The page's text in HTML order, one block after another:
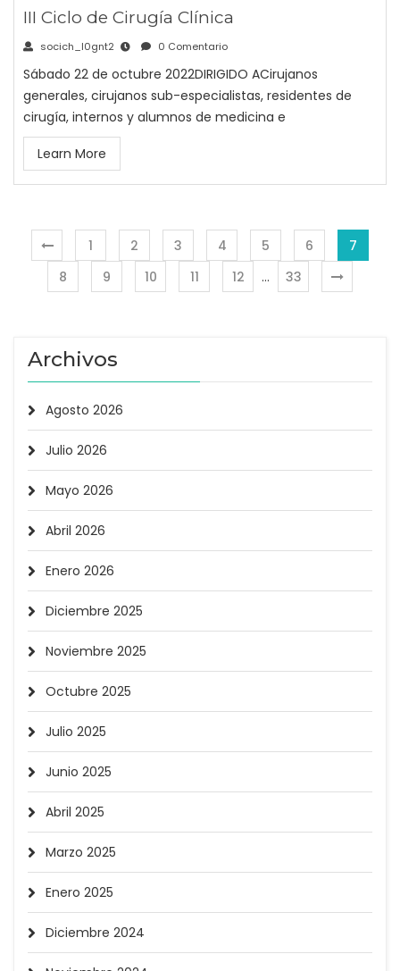
III Ciclo de Cirugía Clínica
socich_l0gnt2 0 Comentario
Sábado 22 de octubre 2022DIRIGIDO ACirujanos
generales, cirujanos sub-especialistas, residentes de
cirugía, internos y alumnos de medicina e
Learn More
1 2 3 4 5 6
7
8
9 10 11 12 … 33
Archivos
Agosto 2026
Julio 2026
Mayo 2026
Abril 2026
Enero 2026
Diciembre 2025
Noviembre 2025
Octubre 2025
Julio 2025
Junio 2025
Abril 2025
Marzo 2025
Enero 2025
Diciembre 2024